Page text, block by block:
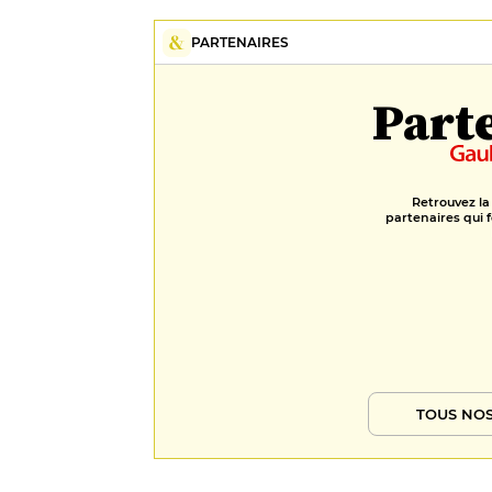
PARTENAIRES
Retrouvez
partenaires qui
TOUS